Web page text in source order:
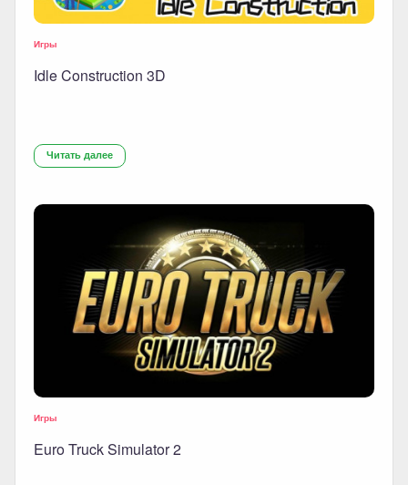
Игры
Idle Construction 3D
Читать далее
Игры
Euro Truck Simulator 2